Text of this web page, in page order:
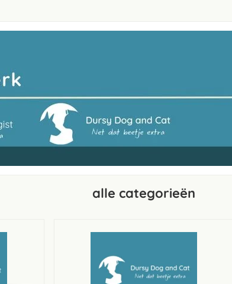
alle categorieën